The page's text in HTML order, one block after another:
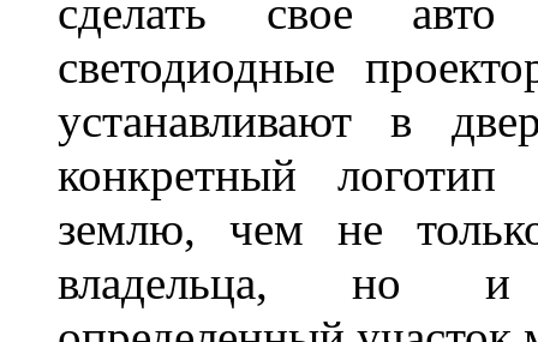
сделать свое
светодиодные
устанавливают в
конкретный логотип
землю, чем не
владельца, но и